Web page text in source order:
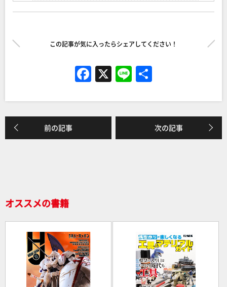
この記事が気に入ったらシェアしてください！
F
c
e
b
X Li
e
前の記事 次の記事
オススメの書籍